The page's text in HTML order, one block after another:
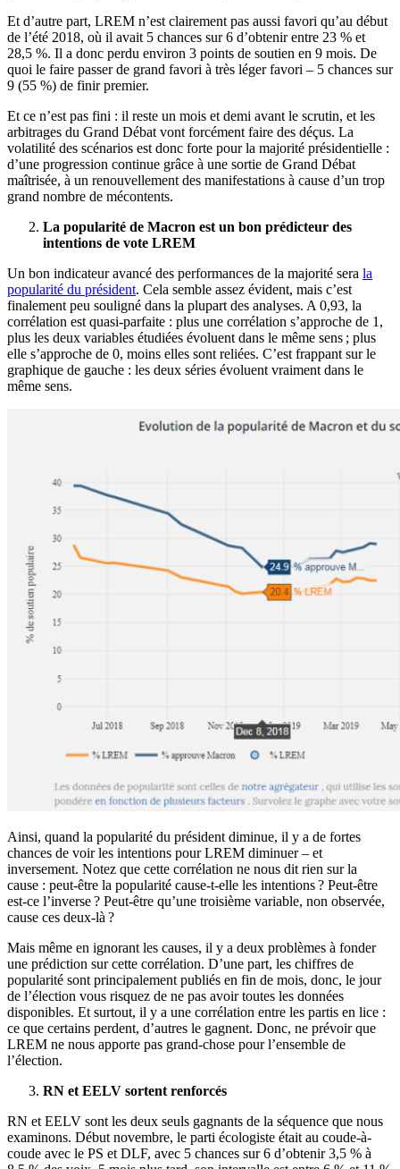
Et d’autre part, LREM n’est clairement pas aussi favori qu’au début
de l’été 2018, où il avait 5 chances sur 6 d’obtenir entre 23 % et
28,5 %. Il a donc perdu environ 3 points de soutien en 9 mois. De
quoi le faire passer de grand favori à très léger favori – 5 chances sur
9 (55 %) de finir premier.
Et ce n’est pas fini : il reste un mois et demi avant le scrutin, et les
arbitrages du Grand Débat vont forcément faire des déçus. La
volatilité des scénarios est donc forte pour la majorité présidentielle :
d’une progression continue grâce à une sortie de Grand Débat
maîtrisée, à un renouvellement des manifestations à cause d’un trop
grand nombre de mécontents.
La popularité de Macron est un bon prédicteur des
intentions de vote LREM
Un bon indicateur avancé des performances de la majorité sera la
popularité du président. Cela semble assez évident, mais c’est
finalement peu souligné dans la plupart des analyses. A 0,93, la
corrélation est quasi-parfaite : plus une corrélation s’approche de 1,
plus les deux variables étudiées évoluent dans le même sens ; plus
elle s’approche de 0, moins elles sont reliées. C’est frappant sur le
graphique de gauche : les deux séries évoluent vraiment dans le
même sens.
Ainsi, quand la popularité du président diminue, il y a de fortes
chances de voir les intentions pour LREM diminuer – et
inversement. Notez que cette corrélation ne nous dit rien sur la
cause : peut-être la popularité cause-t-elle les intentions ? Peut-être
est-ce l’inverse ? Peut-être qu’une troisième variable, non observée,
cause ces deux-là ?
Mais même en ignorant les causes, il y a deux problèmes à fonder
une prédiction sur cette corrélation. D’une part, les chiffres de
popularité sont principalement publiés en fin de mois, donc, le jour
de l’élection vous risquez de ne pas avoir toutes les données
disponibles. Et surtout, il y a une corrélation entre les partis en lice :
ce que certains perdent, d’autres le gagnent. Donc, ne prévoir que
LREM ne nous apporte pas grand-chose pour l’ensemble de
l’élection.
RN et EELV sortent renforcés
RN et EELV sont les deux seuls gagnants de la séquence que nous
examinons. Début novembre, le parti écologiste était au coude-à-
coude avec le PS et DLF, avec 5 chances sur 6 d’obtenir 3,5 % à